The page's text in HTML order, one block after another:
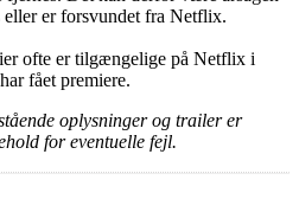
er forsvundet fra Netflix.
ofte er tilgængelige på Netflix i
fået premiere.
oplysninger og trailer er
for eventuelle fejl.